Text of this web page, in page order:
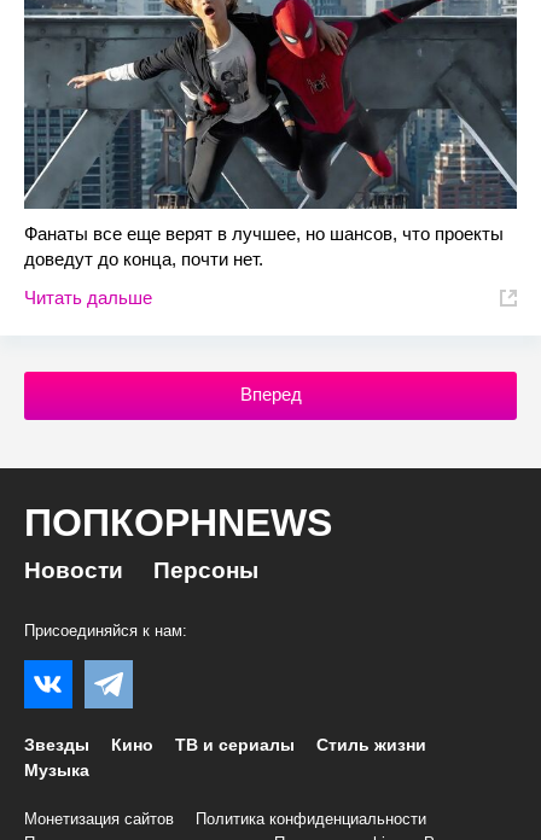
Фанаты все еще верят в лучшее, но шансов, что проекты
доведут до конца, почти нет.
Читать дальше
Вперед
ПОПКОРНNEWS
Новости Персоны
Присоединяйся к нам:
Звезды Кино ТВ и сериалы
Стиль жизни
Музыка
Монетизация сайтов
Политика конфиденциальности